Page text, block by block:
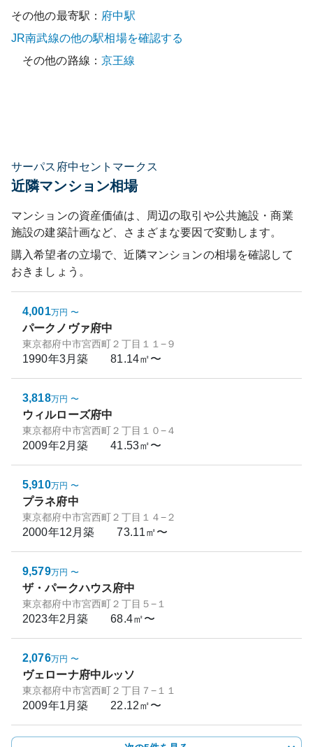
その他の最寄駅： 府中駅
JR南武線の他の駅相場を確認する
その他の路線：京王線
サーパス府中セントマークス
近隣マンション相場
マンションの資産価値は、周辺の取引や公共施設・商業
施設の建築計画など、さまざまな要因で変動します。
購入希望者の立場で、近隣マンションの相場を確認して
おきましょう。
4,001万円 〜
パークノヴァ府中
東京都府中市宮西町２丁目１１−９
1990年3月築 81.14㎡〜
3,818万円 〜
ウィルローズ府中
東京都府中市宮西町２丁目１０−４
2009年2月築 41.53㎡〜
5,910万円 〜
プラネ府中
東京都府中市宮西町２丁目１４−２
2000年12月築 73.11㎡〜
9,579万円 〜
ザ・パークハウス府中
東京都府中市宮西町２丁目５−１
2023年2月築 68.4㎡〜
2,076万円 〜
ヴェローナ府中ルッソ
東京都府中市宮西町２丁目７−１１
2009年1月築 22.12㎡〜